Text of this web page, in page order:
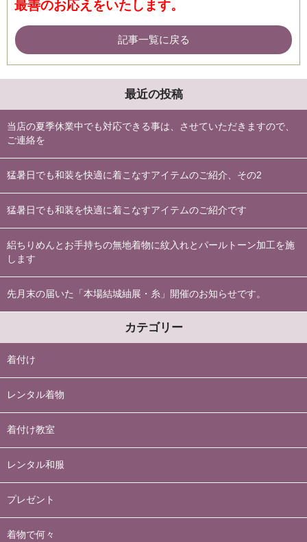
最善のお応えをいたします。
記事一覧に戻る
最近の投稿
当店の夏季休業中でも対応できる事は、させていただきますので、
ご連絡を
猛暑日でも和装を快適に着こなすアイテムのご紹介、その2
猛暑日でも和装を快適に着こなすアイテムのご紹介です
絽ちりめんとお手持ちの無地着物に紋入れとパールトーン加工を施
します
先月末の届いた「本場結城紬展・糸」開催のお知らせです。
カテゴリー
着付け
レンタル着物
着付け教室
レンタル和服
プレゼント
着物で何々